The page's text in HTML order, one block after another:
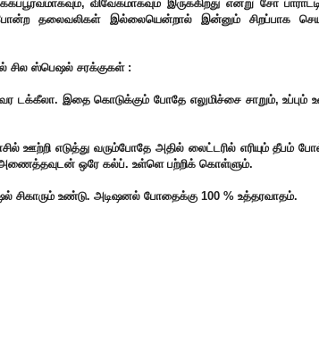
விவேகமாகவும் இருக்கிறது என்று சோ
தலைவலிகள் இல்லையென்றால் இன்னும் சிறப்பாக
சில ஸ்பெஷல் சரக்குகள் :
இதை கொடுக்கும் போதே எலுமிச்சை சாறும், உப்பும்
ஊற்றி எடுத்து வரும்போதே அதில் லைட்டரில் எரியும் தீபம் போல்
ஒரே கல்ப். உள்ளெ பற்றிக் கொள்ளும்.
உண்டு. அடிஷனல் போதைக்கு 100 % உத்தரவாதம்.